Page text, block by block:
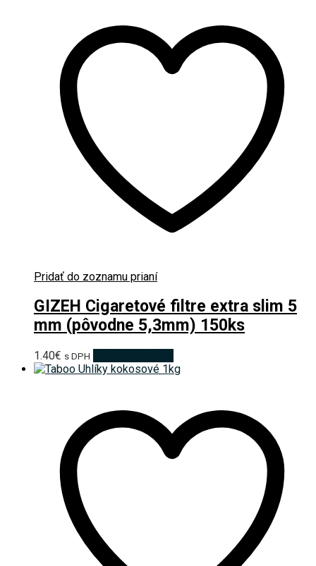
Pridať do zoznamu prianí
GIZEH Cigaretové filtre extra slim 5
mm (pôvodne 5,3mm) 150ks
1.40€ s DPH